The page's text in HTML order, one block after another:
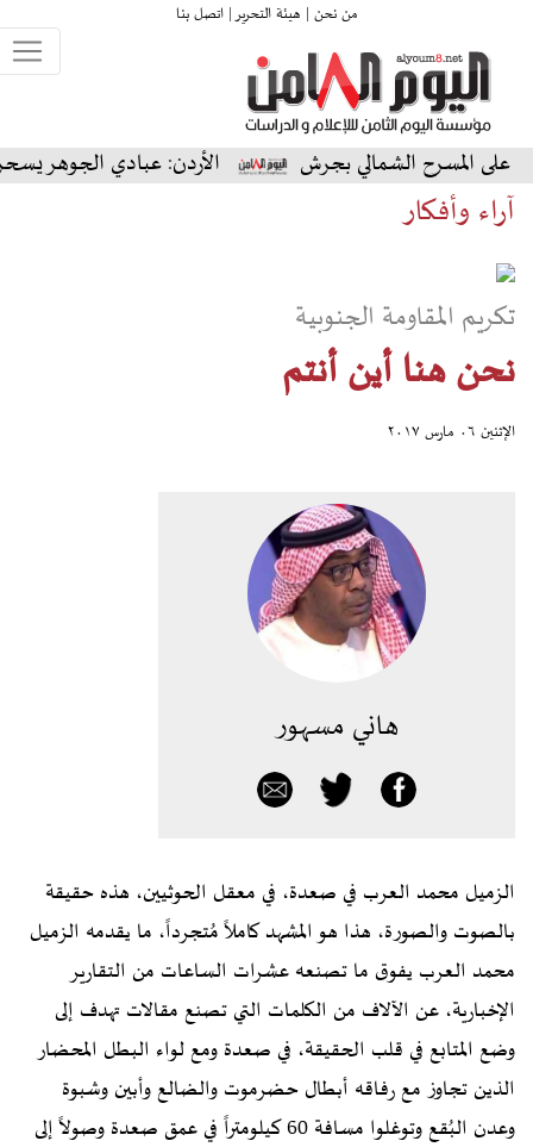
من نحن | هيئة التحرير |اتصل بنا
بجرش الأردن: عبادي الجوهر يسحر جمهور جرش
آراء وأفكار
تكريم المقاومة الجنوبية
نحن هنا أين أنتم
الإثنين ٠٦ مارس ٢٠١٧
هاني مسهور
الزميل محمد العرب في صعدة، في معقل الحوثيين، هذه حقيقة
بالصوت والصورة، هذا هو المشهد كاملاً مُتجرداً، ما يقدمه الزميل
محمد العرب يفوق ما تصنعه عشرات الساعات من التقارير
الإخبارية، عن الآلاف من الكلمات التي تصنع مقالات تهدف إلى
وضع المتابع في قلب الحقيقة، في صعدة ومع لواء البطل المحضار
الذين تجاوز مع رفاقه أبطال حضرموت والضالع وأبين وشبوة
وعدن البُقع وتوغلوا مسافة 60 كيلومتراً في عمق صعدة وصولاً إلى